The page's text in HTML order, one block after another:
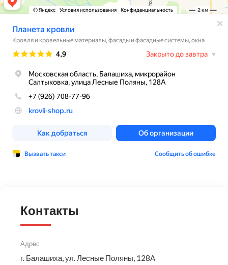
Контакты
Адрес
г. Балашиха, ул. Лесные Поляны, 128А